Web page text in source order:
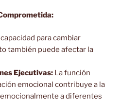
para cambiar
también puede afectar la
Ejecutivas: La función
emocional contribuye a la
a diferentes